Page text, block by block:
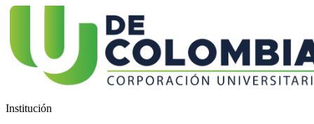
Institución